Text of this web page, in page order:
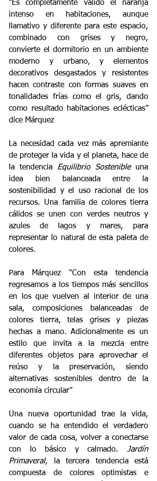
“Es completamente válido el naranja
intenso en habitaciones, aunque
llamativo y diferente para este espacio,
combinado con grises y negro,
convierte el dormitorio en un ambiente
moderno y urbano, y elementos
decorativos desgastados y resistentes
hacen contraste con formas suaves en
tonalidades frías como el gris, dando
como resultado habitaciones eclécticas”
dice Márquez
La necesidad cada vez más apremiante
de proteger la vida y el planeta, hace de
la tendencia Equilibrio Sostenible una
idea bien balanceada entre la
sostenibilidad y el uso racional de los
recursos. Una familia de colores tierra
cálidos se unen con verdes neutros y
azules de lagos y mares, para
representar lo natural de esta paleta de
colores.
Para Márquez “Con esta tendencia
regresamos a los tiempos más sencillos
en los que vuelven al interior de una
sala, composiciones balanceadas de
colores tierra, telas grises y piezas
hechas a mano. Adicionalmente es un
estilo que invita a la mezcla entre
diferentes objetos para aprovechar el
reúso y la preservación, siendo
alternativas sostenibles dentro de la
economía circular”
Una nueva oportunidad trae la vida,
cuando se ha entendido el verdadero
valor de cada cosa, volver a conectarse
con lo básico y calmado. Jardín
Primaveral, la tercera tendencia está
compuesta de colores optimistas e